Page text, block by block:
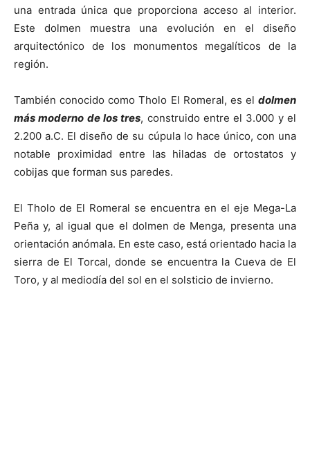
una entrada única que proporciona acceso al interior.
Este dolmen muestra una evolución en el diseño
arquitectónico de los monumentos megalíticos de la
región.
También conocido como Tholo El Romeral, es el dolmen
más moderno de los tres, construido entre el 3.000 y el
2.200 a.C. El diseño de su cúpula lo hace único, con una
notable proximidad entre las hiladas de ortostatos y
cobijas que forman sus paredes.
El Tholo de El Romeral se encuentra en el eje Mega-La
Peña y, al igual que el dolmen de Menga, presenta una
orientación anómala. En este caso, está orientado hacia la
sierra de El Torcal, donde se encuentra la Cueva de El
Toro, y al mediodía del sol en el solsticio de invierno.